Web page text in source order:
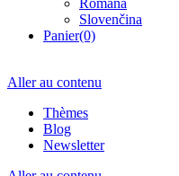
Română
Slovenčina
Panier(0)
Aller au contenu
Thèmes
Blog
Newsletter